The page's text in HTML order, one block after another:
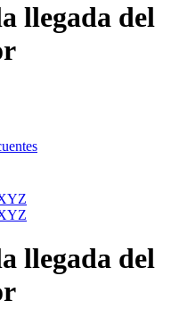
llegada del
YZ
YZ
llegada del